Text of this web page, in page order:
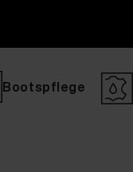
Bootspflege